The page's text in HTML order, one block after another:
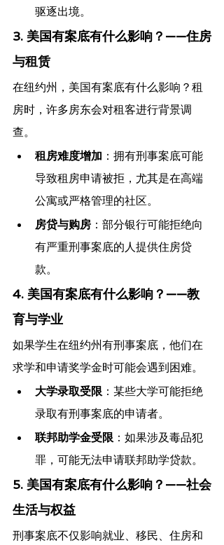
驱逐出境。
3. 美国有案底有什么影响？——住房
与租赁
在纽约州，美国有案底有什么影响？租
房时，许多房东会对租客进行背景调
查。
租房难度增加 ：拥有刑事案底可能
导致租房申请被拒，尤其是在高端
公寓或严格管理的社区。
房贷与购房 ：部分银行可能拒绝向
有严重刑事案底的人提供住房贷
款。
4. 美国有案底有什么影响？——教
育与学业
如果学生在纽约州有刑事案底，他们在
求学和申请奖学金时可能会遇到困难。
大学录取受限 ：某些大学可能拒绝
录取有刑事案底的申请者。
联邦助学金受限 ：如果涉及毒品犯
罪，可能无法申请联邦助学贷款。
5. 美国有案底有什么影响？——社会
生活与权益
刑事案底不仅影响就业、移民、住房和